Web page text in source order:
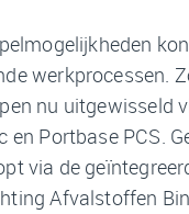
werkprocessen.
nu uitgewisseld
Portbase PCS.
via de
Afvalstoffen